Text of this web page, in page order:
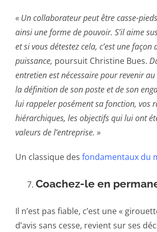
« Un collaborateur peut être casse-
ainsi une forme de pouvoir. S’il aime
et si vous détestez cela, c’est une
puissance, poursuit Christine Bues.
entretien est nécessaire pour revenir
la définition de son poste et de son
lui rappeler posément sa fonction, vos
hiérarchiques, les objectifs qui lui ont
valeurs de l’entreprise. »
Un classique des fondamentaux du
Coachez-le en
Il n’est pas fiable, c’est une «
d’avis sans cesse, revient sur ses